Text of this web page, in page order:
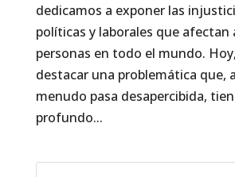
dedicamos a exponer las
políticas y laborales que afectan
personas en todo el mundo.
destacar una problemática que,
menudo pasa desapercibida,
profundo...